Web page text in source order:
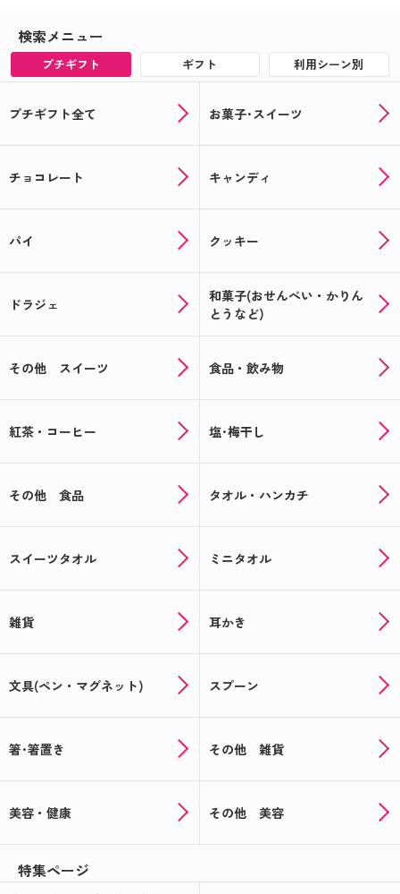
検索メニュー
プチギフト ギフト 利用シーン別
プチギフト全て お菓子･スイーツ
チョコレート キャンディ
パイ クッキー
ドラジェ
和菓子(おせんべい・かりん
とうなど)
その他 スイーツ 食品・飲み物
紅茶・コーヒー 塩･梅干し
その他 食品 タオル・ハンカチ
スイーツタオル ミニタオル
雑貨 耳かき
文具(ペン・マグネット) スプーン
箸･箸置き その他 雑貨
美容・健康 その他 美容
特集ページ